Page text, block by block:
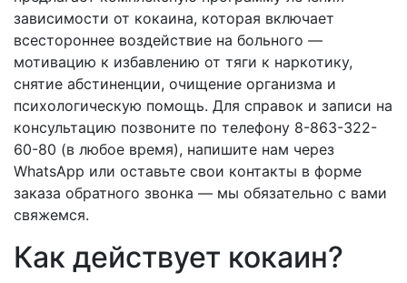
зависимости от кокаина, которая включает
всестороннее воздействие на больного —
мотивацию к избавлению от тяги к наркотику,
снятие абстиненции, очищение организма и
психологическую помощь. Для справок и записи на
консультацию позвоните по телефону 8-863-322-
60-80 (в любое время), напишите нам через
WhatsApp или оставьте свои контакты в форме
заказа обратного звонка — мы обязательно с вами
свяжемся.
Как действует кокаин?